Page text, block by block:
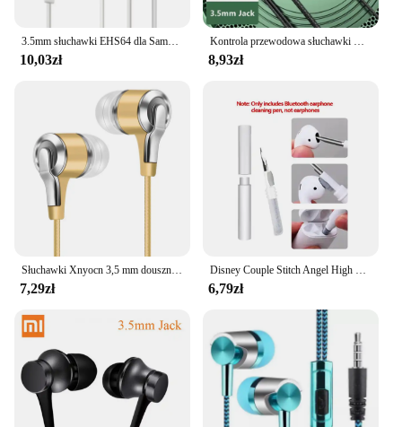
3.5mm słuchawki EHS64 dla Samsung Galaxy S10 S8 S9 Plus A12 A13 A14 A50 A51 A52 A31 A51 A52 Note 8 9 w słuchawkowy przewodowy zestaw słuchawkowy i mikrofon
10,03zł
Kontrola przewodowa słuchawki HiFi bas Stereo muzyka z redukcją szumów zestaw słuchawkowy z mikrofonem 3.5mm typu C sportowe słuchawki douszne dla telefonu, komputera
8,93zł
Słuchawki Xnyocn 3,5 mm douszne 1,2 m sterowanie przewodowe sportowy zestaw słuchawkowy słuchawki przewodowe do smartfona Huawei Honor z mikrofonem
7,29zł
Disney Couple Stitch Angel High Fidelity Surround Stereo Earphones Bezprzewodowe słuchawki Bluetooth Inteligentne słuchawki dotykowe
6,79zł